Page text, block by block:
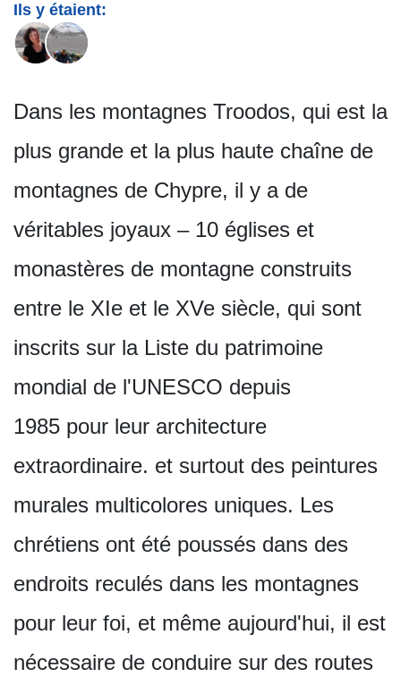
Ils y étaient:
Dans les montagnes Troodos, qui est la
plus grande et la plus haute chaîne de
montagnes de Chypre, il y a de
véritables joyaux – 10 églises et
monastères de montagne construits
entre le XIe et le XVe siècle, qui sont
inscrits sur la Liste du patrimoine
mondial de l'UNESCO depuis
1985 pour leur architecture
extraordinaire. et surtout des peintures
murales multicolores uniques. Les
chrétiens ont été poussés dans des
endroits reculés dans les montagnes
pour leur foi, et même aujourd'hui, il est
nécessaire de conduire sur des routes